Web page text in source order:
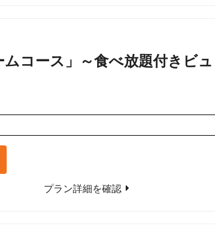
コース」～食べ放題付きビ
プラン詳細を確認